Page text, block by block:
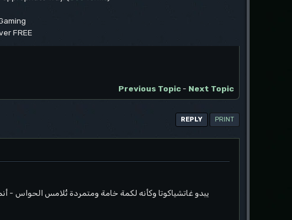
FREE
Previous Topic - Next Topic
REPLY PRINT
يبدو غاتشياكوتا وكأنه لكمة خامة ومتمردة تُلامس الحواس -